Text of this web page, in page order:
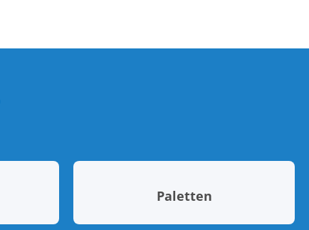
Paletten